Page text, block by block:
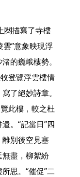
雲”意象映現浮
的巍峨樓勢。
登覽浮雲樓情
了絕妙詩章。
此樓，較之杜
。“記當日”四
別後空見塞
盡，柳絮紛
思。“催促”二